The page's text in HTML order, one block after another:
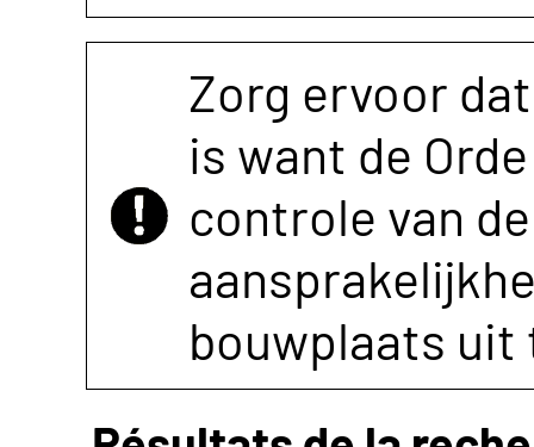
Zorg ervoor
is want de
controle van
bouwplaats uit